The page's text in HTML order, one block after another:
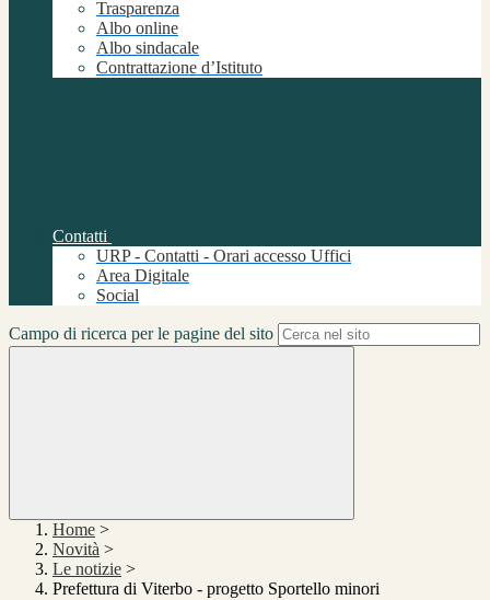
Trasparenza
Albo online
Albo sindacale
Contrattazione d’Istituto
Contatti
URP - Contatti - Orari accesso Uffici
Area Digitale
Social
Campo di ricerca per le pagine del sito
Home >
Novità >
Le notizie >
Prefettura di Viterbo - progetto Sportello minori